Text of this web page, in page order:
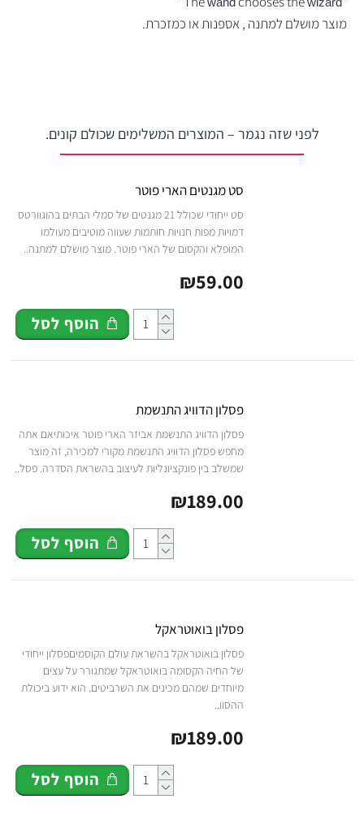
לפני שזה נגמר – המוצרים המשלימים שכולם קונים.
סט מגנטים הארי פוטר
סט ייחודי שכולל 21 מגנטים של סמלי הבתים בהוגוורטס
דמויות מפות חנויות חותמות שעווה מוטיבים מעולמו
המופלא והקסום של הארי פוטר. מוצר מושלם למתנה..
₪59.00
הוסף לסל
פסלון הדוויג התנשמת
פסלון הדוויג התנשמת אביזר הארי פוטר איכותיאם אתה
מחפש פסלון הדוויג התנשמת מקורי למכירה, זה מוצר
שמשלב בין פונקציונליות לעיצוב בהשראת הסדרה. פסל..
₪189.00
הוסף לסל
פסלון בואוטראקל
פסלון בואוטראקל בהשראת עולם הקוסמיםפסלון ייחודי
של החיה הקסומה בואוטראקל שמתגורר על עצים
מיוחדים שמהם מכינים את השרביטים. הוא ידוע ביכולת
ההסוו..
₪189.00
הוסף לסל
מוצר מושלם למתנה , אספנות או כמזכרת.